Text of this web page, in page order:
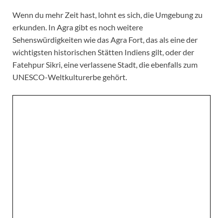
Wenn du mehr Zeit hast, lohnt es sich, die Umgebung zu
erkunden. In Agra gibt es noch weitere
Sehenswürdigkeiten wie das Agra Fort, das als eine der
wichtigsten historischen Stätten Indiens gilt, oder der
Fatehpur Sikri, eine verlassene Stadt, die ebenfalls zum
UNESCO-Weltkulturerbe gehört.